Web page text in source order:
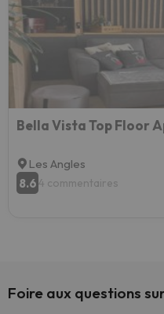
Bella Vista Top Floor
Les Angles
8.64 commentaires
Foire aux questions